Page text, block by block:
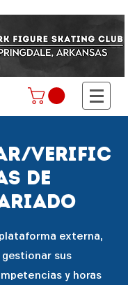
verific
de
externa,
gestionar sus
y horas